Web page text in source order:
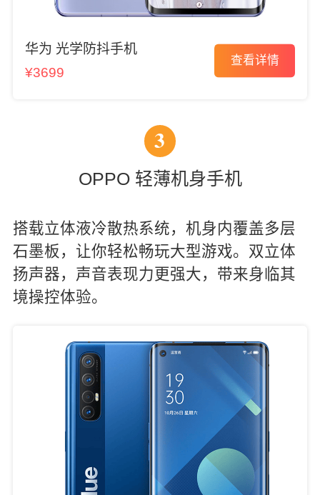
华为 光学防抖手机
¥3699
查看详情
3
OPPO 轻薄机身手机
搭载立体液冷散热系统，机身内覆盖多层
石墨板，让你轻松畅玩大型游戏。双立体
扬声器，声音表现力更强大，带来身临其
境操控体验。